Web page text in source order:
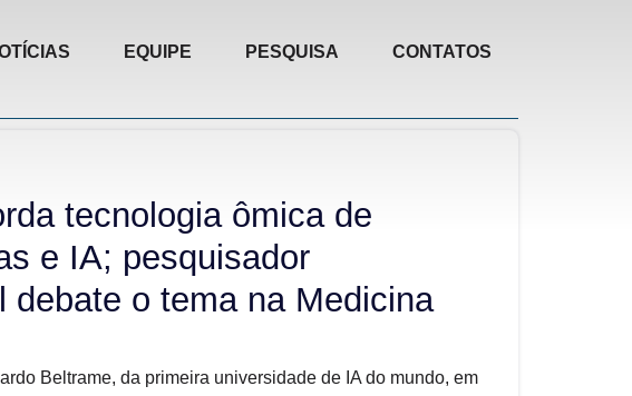
EQUIPE PESQUISA CONTATOS
tecnologia ômica de
e IA; pesquisador
debate o tema na Medicina
Beltrame, da primeira universidade de IA do mundo, em